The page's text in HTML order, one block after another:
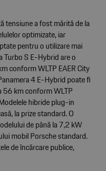
tensiune a fost mărită de la
optimizate, iar
pentru o utilizare mai
Turbo S E-Hybrid are o
conform WLTP EAER City
4 E-Hybrid poate fi
56 km conform WLTP
hibride plug-in
la prize standard. O
de până la 7,2 kW
mobil Porsche standard.
de încărcare publice,